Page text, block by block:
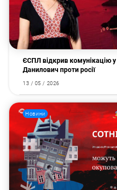
ЄСПЛ відкрив комунікацію у
Данилович проти росії
13 / 05 / 2026
Новини